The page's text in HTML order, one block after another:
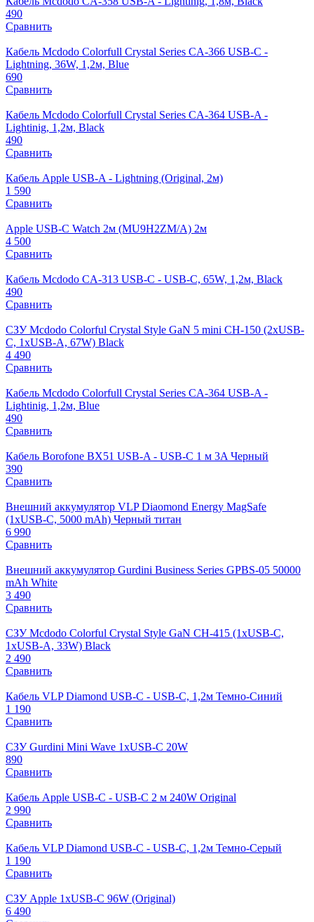
490
Сравнить
Кабель Mcdodo Colorfull Crystal Series CA-366 USB-C -
Lightning, 36W, 1,2м, Blue
690
Сравнить
Кабель Mcdodo Colorfull Crystal Series CA-364 USB-A -
Lightinig, 1,2м, Black
490
Сравнить
Кабель Apple USB-A - Lightning (Original, 2м)
1 590
Сравнить
Apple USB‑C Watch 2м (MU9H2ZM/A) 2м
4 500
Сравнить
Кабель Mcdodo CA-313 USB-C - USB-C, 65W, 1,2м, Black
490
Сравнить
СЗУ Mcdodo Colorful Crystal Style GaN 5 mini CH-150 (2xUSB-
C, 1xUSB-A, 67W) Black
4 490
Сравнить
Кабель Mcdodo Colorfull Crystal Series CA-364 USB-A -
Lightinig, 1,2м, Blue
490
Сравнить
Кабель Borofone BX51 USB-A - USB-C 1 м 3A Черный
390
Сравнить
Внешний аккумулятор VLP Diaomond Energy MagSafe
(1xUSB-C, 5000 mAh) Черный титан
6 990
Сравнить
Внешний аккумулятор Gurdini Business Series GPBS-05 50000
mAh White
3 490
Сравнить
СЗУ Mcdodo Colorful Crystal Style GaN CH-415 (1xUSB-C,
1xUSB-A, 33W) Black
2 490
Сравнить
Кабель VLP Diamond USB-C - USB-C, 1,2м Темно-Синий
1 190
Сравнить
СЗУ Gurdini Mini Wave 1xUSB-C 20W
890
Сравнить
Кабель Apple USB-C - USB-C 2 м 240W Original
2 990
Сравнить
Кабель VLP Diamond USB-C - USB-C, 1,2м Темно-Серый
1 190
Сравнить
СЗУ Apple 1xUSB-C 96W (Original)
6 490